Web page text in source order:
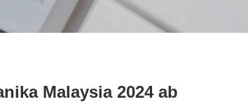
Malaysia 2024 ab